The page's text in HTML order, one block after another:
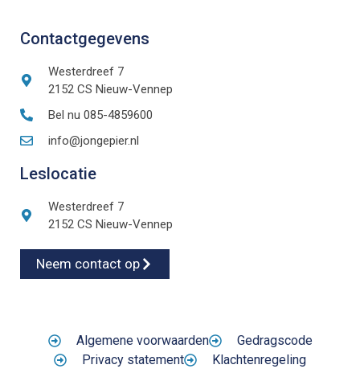
Contactgegevens
Westerdreef 7
2152 CS Nieuw-Vennep
Bel nu 085-4859600
info@jongepier.nl
Leslocatie
Westerdreef 7
2152 CS Nieuw-Vennep
Neem contact op
Algemene voorwaarden
Gedragscode
Privacy statement
Klachtenregeling